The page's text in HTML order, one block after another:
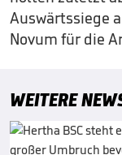
Auswärtssiege
Novum für die
WEITERE